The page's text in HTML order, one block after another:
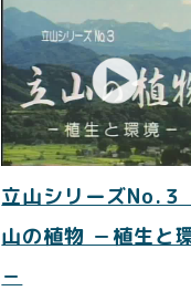
立山シリーズNo.
山の植物 －植生と
－